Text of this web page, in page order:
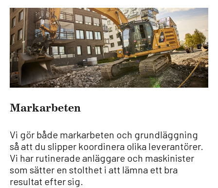
Mark­ar­be­ten
Vi gör både markarbeten och grundläggning
så att du slipper koordinera olika leverantörer.
Vi har rutinerade anläggare och maskinister
som sätter en stolthet i att lämna ett bra
resultat efter sig.